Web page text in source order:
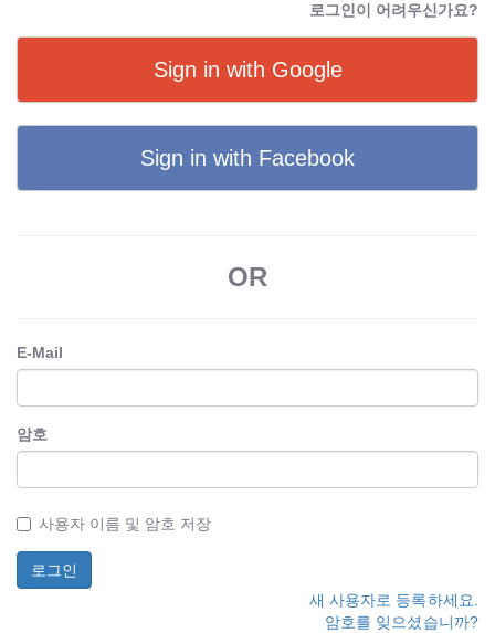
로그인이 어려우신가요?
Sign in with Google
Sign in with Facebook
OR
E-Mail
암호
사용자 이름 및 암호 저장
새 사용자로 등록하세요.
암호를 잊으셨습니까?